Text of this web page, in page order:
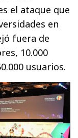
el ataque que
en
fuera de
10.000
usuarios.